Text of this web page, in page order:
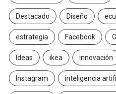
Destacado Diseño
estrategia Facebook
Ideas ikea innovación
Instagram inteligencia